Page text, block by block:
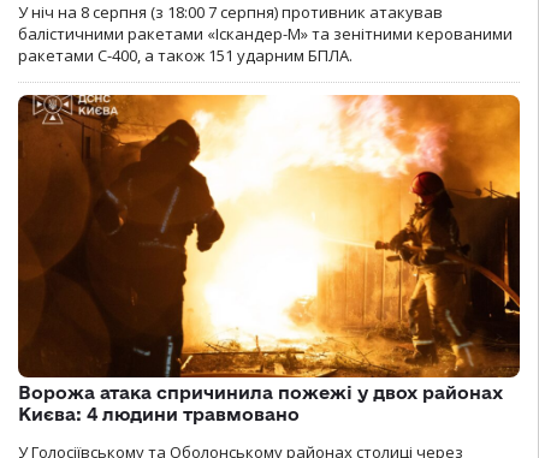
У ніч на 8 серпня (з 18:00 7 серпня) противник атакував
балістичними ракетами «Іскандер-М» та зенітними керованими
ракетами С-400, а також 151 ударним БПЛА.
Ворожа атака спричинила пожежі у двох районах
Києва: 4 людини травмовано
У Голосіївському та Оболонському районах столиці через